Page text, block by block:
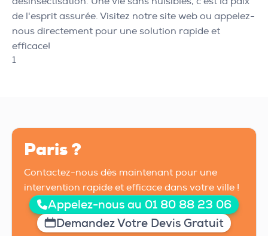
de l'esprit assurée. Visitez notre site web ou appelez-
nous directement pour une solution rapide et
efficace!
1
Paris ?
Contactez-nous dès maintenant pour une
intervention rapide et efficace dans votre ville !
Appelez-nous au 01 80 88 23 06
Demandez Votre Devis Gratuit